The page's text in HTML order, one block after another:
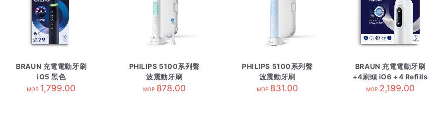
BRAUN 充電電動牙刷
iO5 黑色
MOP 1,799.00
PHILIPS 5100系列聲
波震動牙刷
HX6857/20 白色
MOP 878.00
PHILIPS 5100系列聲
波震動牙刷
HX6853/12 粉藍色
MOP 831.00
BRAUN 充電電動牙刷
+4刷頭 iO6 +4 Refills
極簡灰
MOP 2,199.00